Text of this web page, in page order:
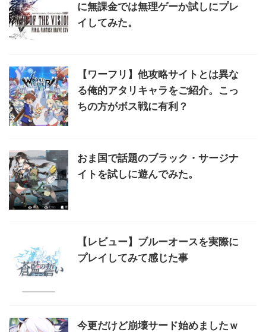
に無課金では無理ゲーか試しにプレ
イしてみた。
【ワーフリ】他攻略サイトとは異な
る俺的アタリキャラをご紹介。こっ
ちの方がボス戦に有利？
おま国で話題のブラック・サージナ
イトを試しに遊んでみた。
【レビュー】ブルーオースを実際に
プレイしてみて感じた事
今更だけど崩壊サード始めましたｗ